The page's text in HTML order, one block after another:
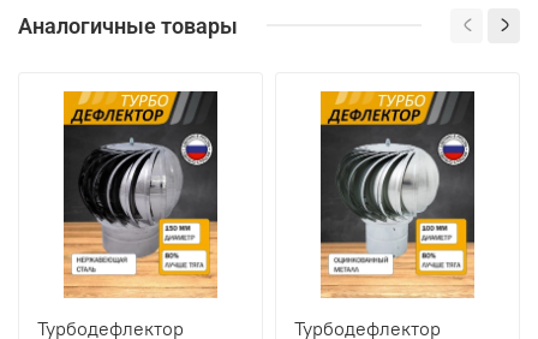
Аналогичные товары
Турбодефлектор
Турбодефлектор